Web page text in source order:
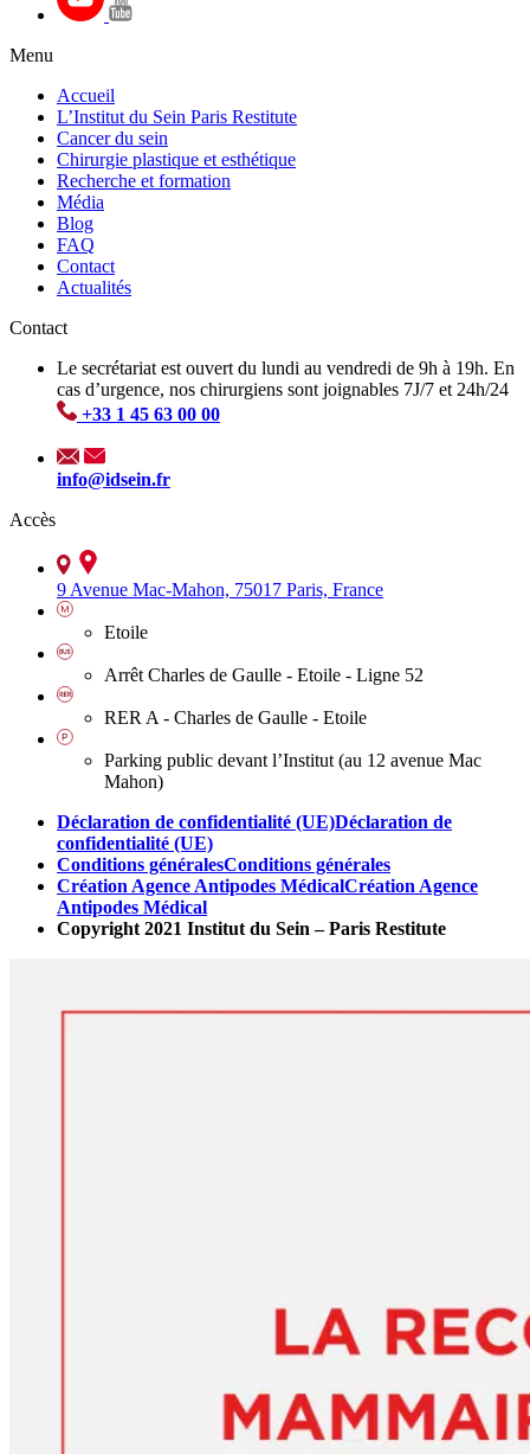
Menu
Accueil
L’Institut du Sein Paris Restitute
Cancer du sein
Chirurgie plastique et esthétique
Recherche et formation
Média
Blog
FAQ
Contact
Actualités
Contact
Le secrétariat est ouvert du lundi au vendredi de 9h à 19h. En
cas d’urgence, nos chirurgiens sont joignables 7J/7 et 24h/24
+33 1 45 63 00 00
info@idsein.fr
Accès
9 Avenue Mac-Mahon, 75017 Paris, France
Etoile
Arrêt Charles de Gaulle - Etoile - Ligne 52
RER A - Charles de Gaulle - Etoile
Parking public devant l’Institut (au 12 avenue Mac
Mahon)
Déclaration de confidentialité (UE)Déclaration de
confidentialité (UE)
Conditions généralesConditions générales
Création Agence Antipodes MédicalCréation Agence
Antipodes Médical
Copyright 2021 Institut du Sein – Paris Restitute